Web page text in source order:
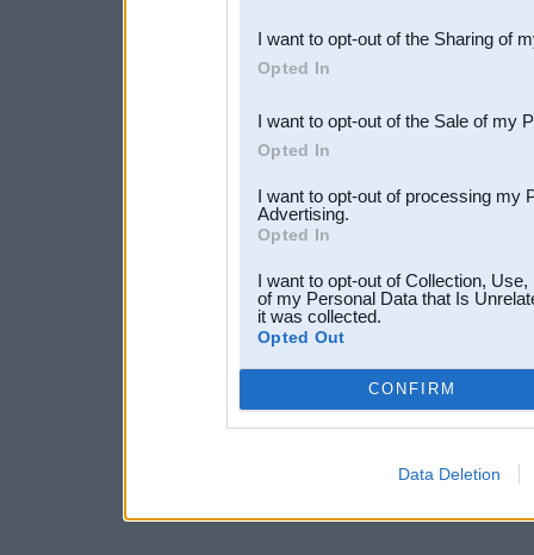
Downstream Participants
third parties.
I want to opt-out of the Sharing of
Opted In
I want to opt-out of the Sale of my
Opted In
I want to opt-out of processing my
Advertising.
Opted In
I want to opt-out of Collection,
of my Personal Data that Is
it was collected.
Opted Out
CONFIRM
Data Deletion